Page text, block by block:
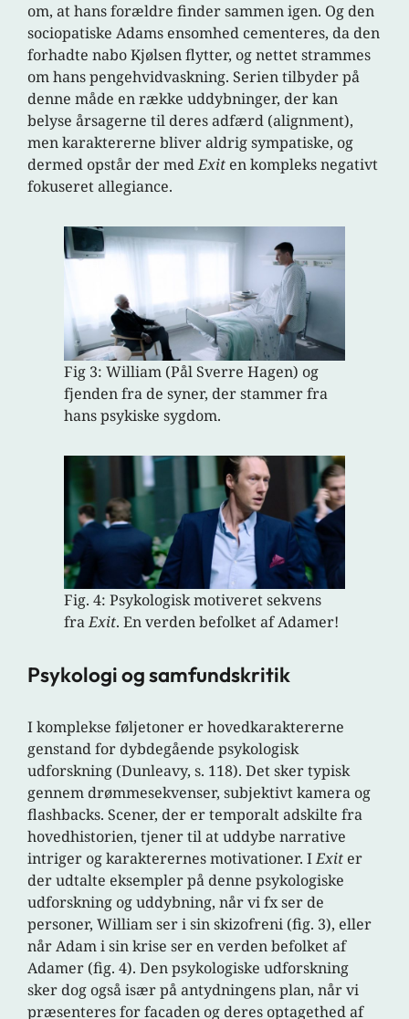
om, at hans forældre finder sammen igen. Og den
sociopatiske Adams ensomhed cementeres, da den
forhadte nabo Kjølsen flytter, og nettet strammes
om hans pengehvidvaskning. Serien tilbyder på
denne måde en række uddybninger, der kan
belyse årsagerne til deres adfærd (alignment),
men karaktererne bliver aldrig sympatiske, og
dermed opstår der medExit en kompleks negativt
fokuseret allegiance.
Fig 3: William (Pål Sverre Hagen) og
fjenden fra de syner, der stammer fra
hans psykiske sygdom.
Fig. 4: Psykologisk motiveret sekvens
fraExit. En verden befolket af Adamer!
Psykologi og samfundskritik
I komplekse føljetoner er hovedkaraktererne
genstand for dybdegående psykologisk
udforskning (Dunleavy, s. 118). Det sker typisk
gennem drømmesekvenser, subjektivt kamera og
flashbacks. Scener, der er temporalt adskilte fra
hovedhistorien, tjener til at uddybe narrative
intriger og karakterernes motivationer. IExit er
der udtalte eksempler på denne psykologiske
udforskning og uddybning, når vi fx ser de
personer, William ser i sin skizofreni (fig. 3), eller
når Adam i sin krise ser en verden befolket af
Adamer (fig. 4). Den psykologiske udforskning
sker dog også især på antydningens plan, når vi
præsenteres for facaden og deres optagethed af